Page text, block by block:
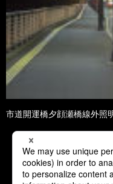
市道開運橋夕顔瀬橋線外照
1 2